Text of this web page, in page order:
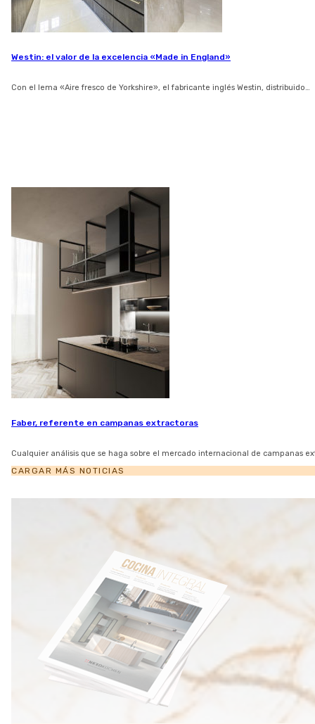
Westin: el valor de la excelencia «Made in England»
Con el lema «Aire fresco de Yorkshire», el fabricante inglés Westin, distribuido…
Faber, referente en campanas extractoras
Cualquier análisis que se haga sobre el mercado internacional de campanas
CARGAR MÁS NOTICIAS